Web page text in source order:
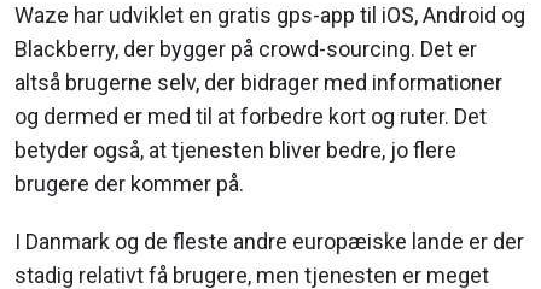
Waze har udviklet en gratis gps-app til iOS, Android og
Blackberry, der bygger på crowd-sourcing. Det er
altså brugerne selv, der bidrager med informationer
og dermed er med til at forbedre kort og ruter. Det
betyder også, at tjenesten bliver bedre, jo flere
brugere der kommer på.
I Danmark og de fleste andre europæiske lande er der
stadig relativt få brugere, men tjenesten er meget